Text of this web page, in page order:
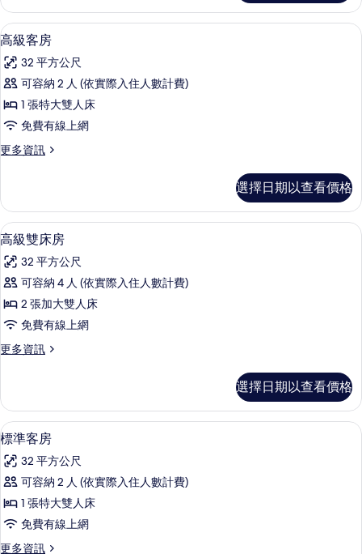
所
有
相
片
1
King
Bed
詳
情
顯
示
高
級
客
房
的
有
相
片
7
高級客房
32 平方公尺
可容納 2 人 (依實際入住人數計費)
1 張特大雙人床
免費有線上網
更多資訊
更
客
房
的
情
選擇日期以查看價格
顯
示
高
級
雙
床
房
所
有
相
片
高級雙床房 | 迷你吧、客房內保險箱
6
高級雙床房
32 平方公尺
可容納 4 人 (依實際入住人數計費)
2 張加大雙人床
免費有線上網
更多資訊
更
雙
床
房
詳
情
選擇日期以查看價格
顯
示
標
準
客
房
8
標準客房
32 平方公尺
可容納 2 人 (依實際入住人數計費)
1 張特大雙人床
免費有線上網
更多資訊
更